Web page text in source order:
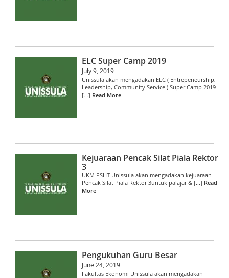
ELC Super Camp 2019
July 9, 2019
Unissula akan mengadakan ELC ( Entrepeneurship,
Leadership, Community Service ) Super Camp 2019
[...] Read More
Kejuaraan Pencak Silat Piala Rektor
3
UKM PSHT Unissula akan mengadakan kejuaraan
Pencak Silat Piala Rektor 3untuk palajar & [...] Read
More
Pengukuhan Guru Besar
June 24, 2019
Fakultas Ekonomi Unissula akan mengadakan